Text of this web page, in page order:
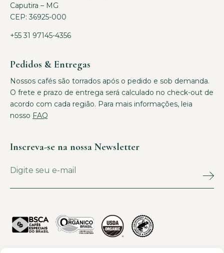
Caputira – MG
CEP: 36925-000
+55 31 97145-4356
Pedidos & Entregas
Nossos cafés são torrados após o pedido e sob demanda.
O frete e prazo de entrega será calculado no check-out de
acordo com cada região. Para mais informações, leia
nosso FAQ
Inscreva-se na nossa Newsletter